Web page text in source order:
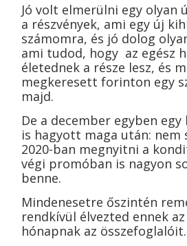
Jó volt elmerülni egy olyan
a részvények, ami egy új
számomra, és jó dolog
ami tudod, hogy az egész
életednek a része lesz, és
megkeresett forinton egy
majd.
De a december egyben
is hagyott maga után: nem
2020-ban megnyitni a
végi promóban is nagyon
benne.
Mindenesetre őszintén
rendkívül élvezted ennek
hónapnak az összefoglalóit.